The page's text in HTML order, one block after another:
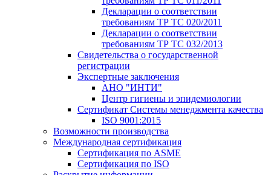
Декларации о соответствии
требованиям ТР ТС 020/2011
Декларации о соответствии
требованиям ТР ТС 032/2013
Свидетельства о государственной
регистрации
Экспертные заключения
АНО "ИНТИ"
Центр гигиены и эпидемиологии
Сертификат Системы менеджмента качества
ISO 9001:2015
Возможности производства
Международная сертификация
Сертификация по ASME
Сертификация по ISO